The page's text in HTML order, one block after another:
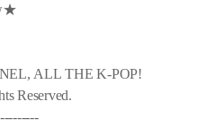
ALL THE K-POP!
Reserved.